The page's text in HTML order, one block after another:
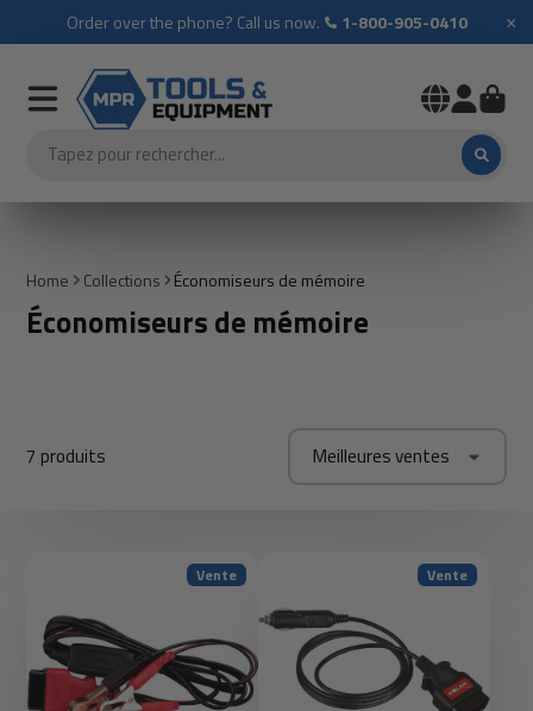
Order over the phone? Call us now. 1-800-905-0410 ×
Home Collections Économiseurs de mémoire
Économiseurs de mémoire
7 produits Meilleures ventes
Vente Vente